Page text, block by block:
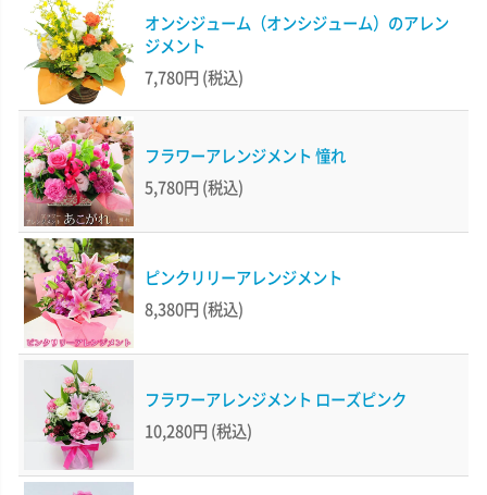
オンシジューム（オンシジューム）のアレン
ジメント
7,780円 (税込)
フラワーアレンジメント 憧れ
5,780円 (税込)
ピンクリリーアレンジメント
8,380円 (税込)
フラワーアレンジメント ローズピンク
10,280円 (税込)